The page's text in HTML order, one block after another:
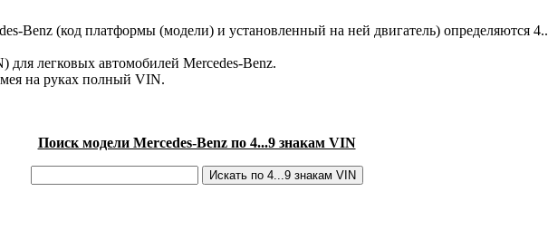
Benz (код платформы (модели) и установленный на ней двигатель) определяются
легковых автомобилей Mercedes-Benz.
на руках полный VIN.
Поиск модели Mercedes-Benz по 4...9 знакам VIN